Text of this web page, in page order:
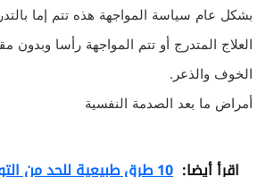
بشكل عام سياسة المواجهة هذه تتم إما
العلاج المتدرج أو تتم المواجهة رأسا
الخوف والذعر.
أمراض ما بعد الصدمة النفسية
اقرأ أيضا:
10 طرق طبيعية للحد من